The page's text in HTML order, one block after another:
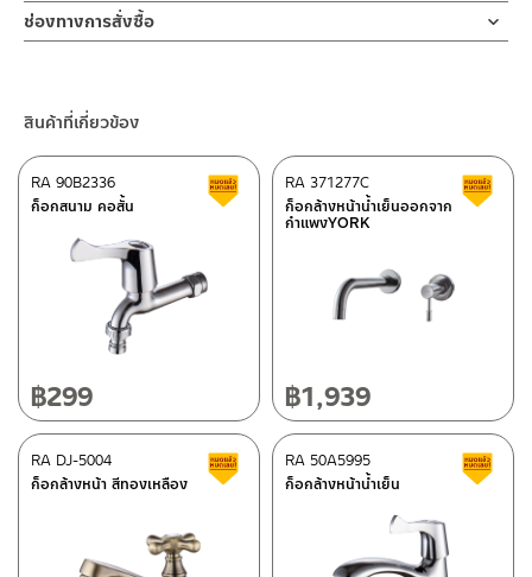
ช่องทางออนไลน์
– Email: contact@charnpaiboon.com
ศูนย์บริการและอะไหล่ กรุงเทพฯ
662/61-62 ถนน พระราม3 แขวงบางโพงพาง เขตยานนาวา กรุงเทพฯ
โทร: 02-358-0080 / 080-075-8668 / 091-545-0556
ศูนย์บริการและอะไหล่ เชียงใหม่
118/33 โครงการอรสิริน ม.8 ต.สันปูเลย อ.ดอยสะเก็ด เชียงใหม่
โทร: 080-075-2626
ช่องทางการสั่งซื้อ
– Shopee
–Lazada
ติดต่อพนักงานขาย / Contact Sales Staff
LINE:@charnpaiboon.sales
ติดต่อ ชาญไพบูลย์ / Contact Us คลิกที่นี่
สินค้าที่เกี่ยวข้อง
ก็อกสนาม คอสั้น
RA 90B2336 สินค้าลดราคา เคลียร์สต็อก
฿299
ก็อกล้างหน้าน้ำเย็นออกจาก
กำแพงYORK
RA 371277C
฿1,939
ก็อกล้างหน้า สีทองเหลือง
RA DJ-5004 สินค้าลดราคา เคลียร์สต็อก
ก็อกล้างหน้าน้ำเย็น
RA 50A5995